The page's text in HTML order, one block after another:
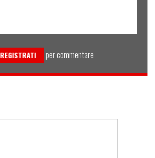
REGISTRATI per commentare